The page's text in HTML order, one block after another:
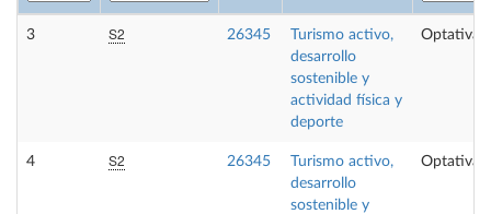
3 S2 26345
Turismo activo,
desarrollo
sostenible y
actividad física y
deporte
Optativa
4 S2 26345
Turismo activo,
desarrollo
sostenible y
Optativa